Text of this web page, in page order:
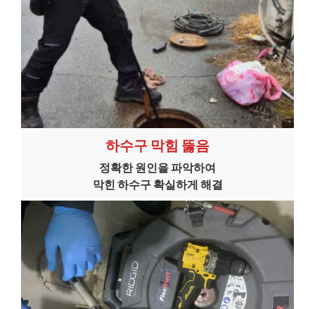
하수구 막힘 뚫음
정확한 원인을 파악하여
막힌 하수구 확실하게 해결